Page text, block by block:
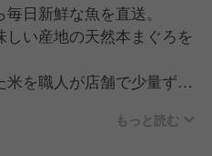
日新鮮な魚を直送。
しい産地の天然本まぐろを
を職人が店舗で少量ずつ
厳選食材を使用。もっと読む